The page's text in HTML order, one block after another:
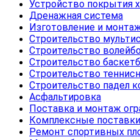
Устройство покрытия
Дренажная система
Изготовление и
Строительство
Строительство
Строительство
Строительство
Строительство падел
Асфальтировка
Поставка и монтаж
Комплексные
Ремонт спортивных